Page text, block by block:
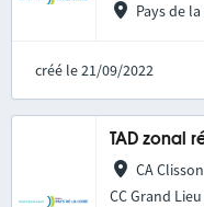
Pays de
créé le 21/09/2022
TAD zonal
CA
CC Grand